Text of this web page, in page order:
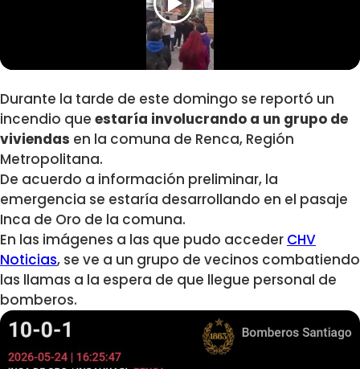
Durante la tarde de este domingo se reportó un
incendio que estaría involucrando a un grupo de
viviendas en la comuna de Renca, Región
Metropolitana.
De acuerdo a información preliminar, la
emergencia se estaría desarrollando en el pasaje
Inca de Oro de la comuna.
En las imágenes a las que pudo acceder CHV
Noticias, se ve a un grupo de vecinos combatiendo
las llamas a la espera de que llegue personal de
bomberos.